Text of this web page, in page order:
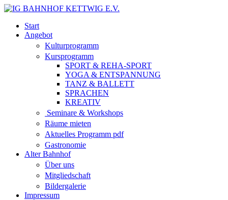
Start
Angebot
Kulturprogramm
Kursprogramm
SPORT & REHA-SPORT
YOGA & ENTSPANNUNG
TANZ & BALLETT
SPRACHEN
KREATIV
Seminare & Workshops
Räume mieten
Aktuelles Programm pdf
Gastronomie
Alter Bahnhof
Über uns
Mitgliedschaft
Bildergalerie
Impressum